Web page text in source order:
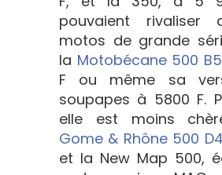
pouvaient rivaliser
motos de grande
la Motobécane 500
F ou même sa
soupapes à 5800 F.
elle est moins
Gome & Rhône 500 D4
et la New Map 500,